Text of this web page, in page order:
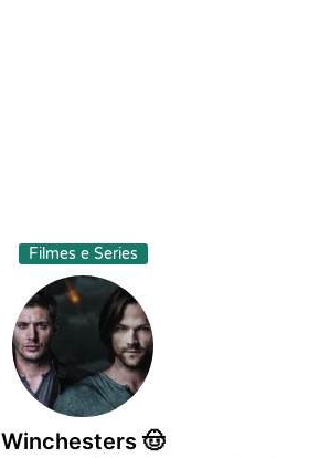
Filmes e Series
Winchesters 🤠